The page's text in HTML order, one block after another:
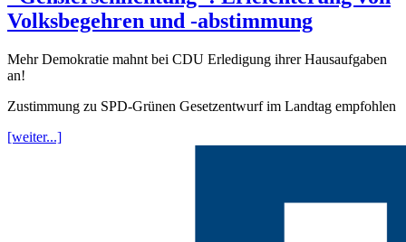
Volksbegehren und -abstimmung
Mehr Demokratie mahnt bei CDU Erledigung ihrer Hausaufgaben
an!
Zustimmung zu SPD-Grünen Gesetzentwurf im Landtag empfohlen
[weiter...]